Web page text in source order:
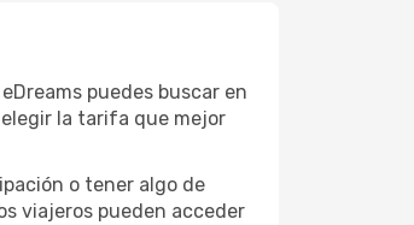
puedes buscar en
la tarifa que mejor
o tener algo de
viajeros pueden acceder